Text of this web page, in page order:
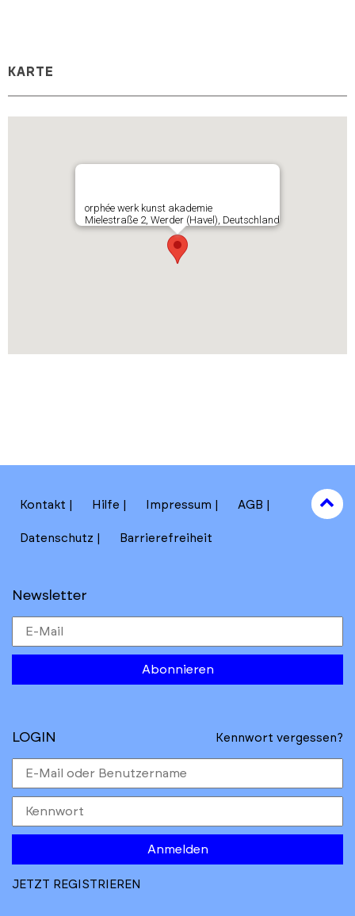
KARTE
orphée werk kunst akademie
Mielestraße 2, Werder (Havel), Deutschland
Kontakt Hilfe Impressum AGB
Datenschutz Barrierefreiheit
Newsletter
Abonnieren
to
top
LOGIN Kennwort vergessen?
Anmelden
JETZT REGISTRIEREN